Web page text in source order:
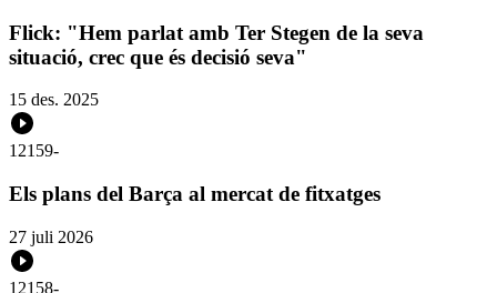
Flick: "Hem parlat amb Ter Stegen de la seva
situació, crec que és decisió seva"
15 des. 2025
12159-
Els plans del Barça al mercat de fitxatges
27 juli 2026
12158-